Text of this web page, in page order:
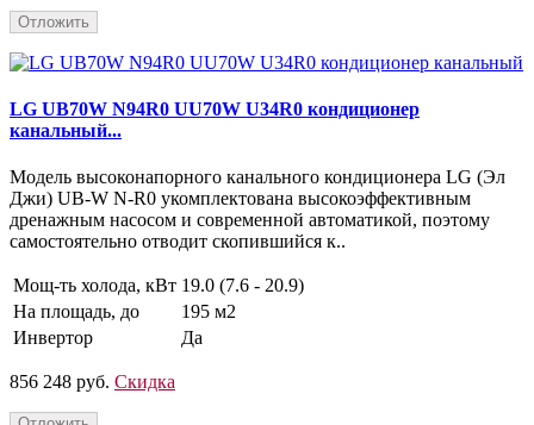
Отложить
LG UB70W N94R0 UU70W U34R0 кондиционер
канальный...
Модель высоконапорного канального кондиционера LG (Эл
Джи) UB-W N-R0 укомплектована высокоэффективным
дренажным насосом и современной автоматикой, поэтому
самостоятельно отводит скопившийся к..
Мощ-ть холода, кВт 19.0 (7.6 - 20.9)
На площадь, до
195 м2
Инвертор
Да
856 248 руб. Скидка